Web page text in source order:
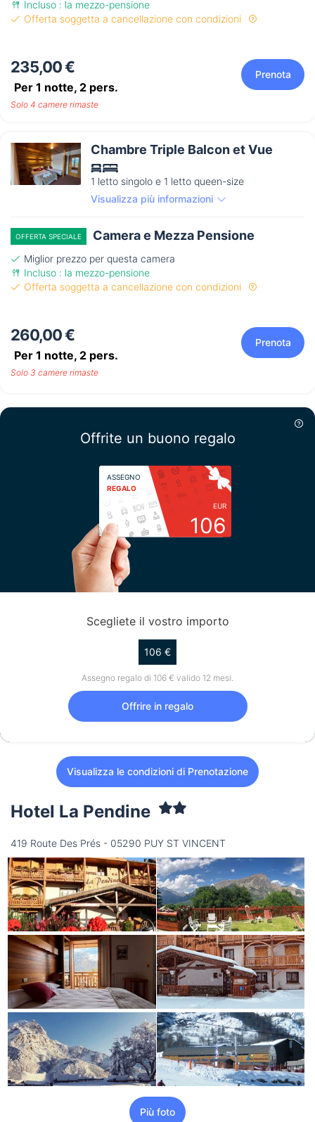
Incluso : la mezzo-pensione
Offerta soggetta a cancellazione con condizioni
235,00 €
Per 1 notte, 2 pers.
Prenota
Solo 4 camere rimaste
Chambre Triple Balcon et Vue
1 letto singolo e 1 letto queen-size
Visualizza più informazioni
OFFERTA SPECIALE Camera e Mezza Pensione
Miglior prezzo per questa camera
Incluso : la mezzo-pensione
Offerta soggetta a cancellazione con condizioni
260,00 €
Per 1 notte, 2 pers.
Prenota
Solo 3 camere rimaste
Offrite un buono regalo
ASSEGNO
REGALO
EUR
106
Scegliete il vostro importo
106 €
Assegno regalo di 106 € valido 12 mesi.
Offrire in regalo
Visualizza le condizioni di Prenotazione
Hotel La Pendine
419 Route Des Prés - 05290 PUY ST VINCENT
Più foto